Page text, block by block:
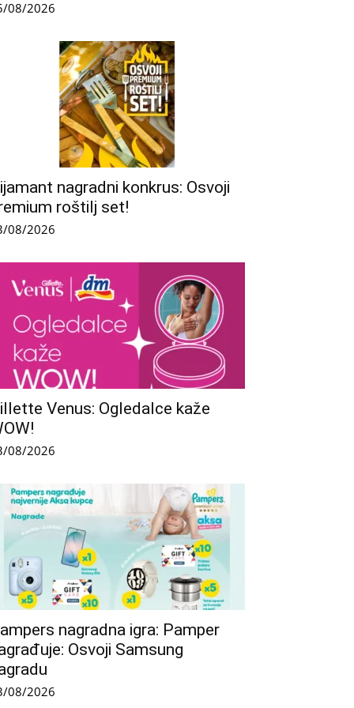
08/2026
nagradni konkrus: Osvoji
roštilj set!
08/2026
Venus: Ogledalce kaže
08/2026
nagradna igra: Pamper
Osvoji Samsung
08/2026